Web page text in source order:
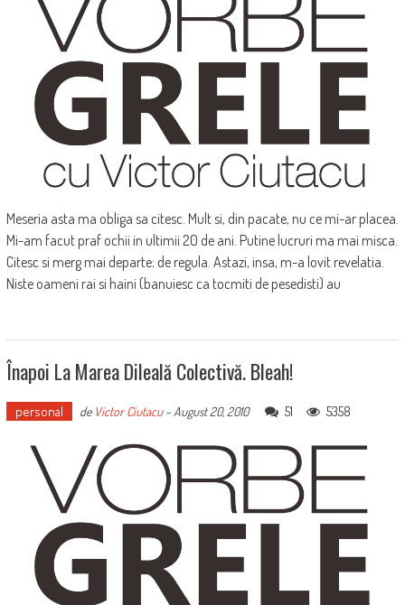
Meseria asta ma obliga sa citesc. Mult si, din pacate, nu ce mi-ar placea.
Mi-am facut praf ochii in ultimii 20 de ani. Putine lucruri ma mai misca.
Citesc si merg mai departe; de regula. Astazi, insa, m-a lovit revelatia.
Niste oameni rai si haini (banuiesc ca tocmiti de pesedisti) au
Înapoi La Marea Dileală Colectivă. Bleah!
personal de Victor Ciutacu-August 20, 2010 51 5358